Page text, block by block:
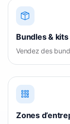
Bundles &
Vendez des
Zones